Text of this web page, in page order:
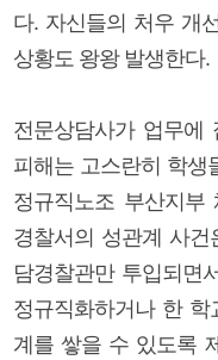
다. 자신들의 처우 개
상황도 왕왕 발생한다.
전문상담사가 업무에
피해는 고스란히 학생
정규직노조 부산지부
경찰서의 성관계 사건
담경찰관만 투입되면
정규직화하거나 한
계를 쌓을 수 있도록